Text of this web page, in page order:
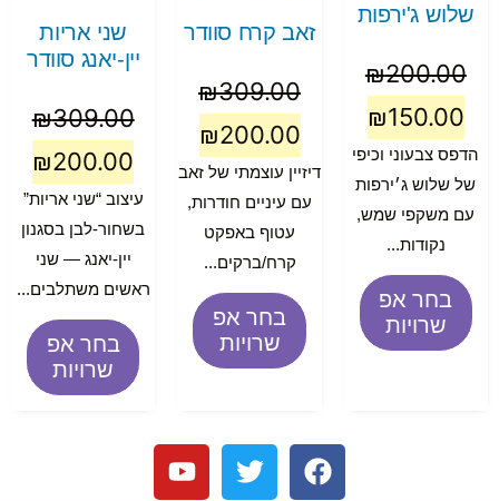
שלוש ג'ירפות
₪200.00
₪150.00
הדפס צבעוני וכיפי
של שלוש ג׳ירפות
עם משקפי שמש,
נקודות...
בחר אפ
שרויות
זאב קרח סוודר
₪309.00
₪200.00
דיזיין עוצמתי של זאב
עם עיניים חודרות,
עטוף באפקט
קרח/ברקים...
בחר אפ
שרויות
שני אריות
יין-יאנג סוודר
₪309.00
₪200.00
עיצוב “שני אריות”
בשחור-לבן בסגנון
יין-יאנג — שני
ראשים משתלבים...
בחר אפ
שרויות